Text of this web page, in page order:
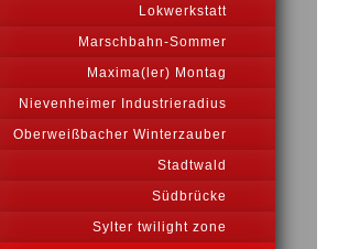
Lokwerkstatt
Marschbahn-Sommer
Maxima(ler) Montag
Nievenheimer Industrieradius
Oberweißbacher Winterzauber
Stadtwald
Südbrücke
Sylter twilight zone